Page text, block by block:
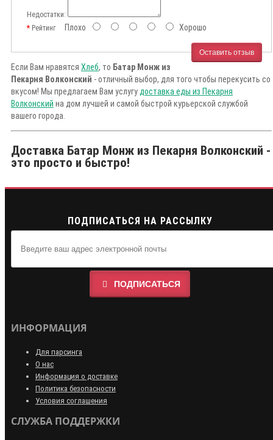
Недостатки:
РейтингПлохо Хорошо
Оставить отзыв
Если Вам нравятся Хлеб, то Батар Монж из
Пекарня Волконский - отличный выбор, для того чтобы перекусить со
вкусом! Мы предлагаем Вам услугу доставка еды из Пекарня
Волконский на дом лучшей и самой быстрой курьерской службой
вашего города.
Доставка Батар Монж из Пекарня Волконский -
это просто и быстро!
ПОДПИСАТЬСЯ НА РАССЫЛКУ
ПОДПИСАТЬСЯ
ИНФОРМАЦИЯ
Для парсинга
О нас
Информация о доставке
Политика безопасности
Условия соглашения
СЛУЖБА ПОДДЕРЖКИ